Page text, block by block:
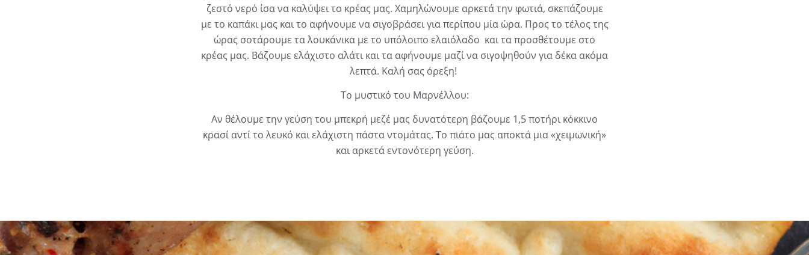
ζεστό νερό ίσα να καλύψει το κρέας μας. Χαμηλώνουμε αρκετά την φωτιά, σκεπάζουμε
με το καπάκι μας και το αφήνουμε να σιγοβράσει για περίπου μία ώρα. Προς το τέλος της
ώρας σοτάρουμε τα λουκάνικα με το υπόλοιπο ελαιόλαδο και τα προσθέτουμε στο
κρέας μας. Βάζουμε ελάχιστο αλάτι και τα αφήνουμε μαζί να σιγοψηθούν για δέκα ακόμα
λεπτά. Καλή σας όρεξη!
Το μυστικό του Μαρνέλλου:
Αν θέλουμε την γεύση του μπεκρή μεζέ μας δυνατότερη βάζουμε 1,5 ποτήρι κόκκινο
κρασί αντί το λευκό και ελάχιστη πάστα ντομάτας. Το πιάτο μας αποκτά μια «χειμωνική»
και αρκετά εντονότερη γεύση.